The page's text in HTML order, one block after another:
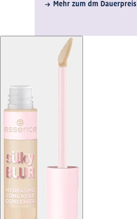
Mehr zum dm Dauerpreis